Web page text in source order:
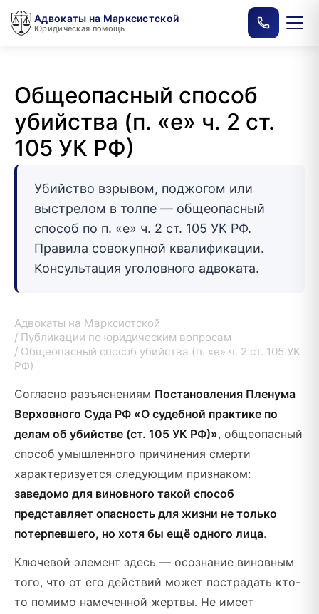
Адвокаты на Марксистской
Юридическая помощь
Общеопасный способ
убийства (п. «е» ч. 2 ст.
105 УК РФ)
Убийство взрывом, поджогом или
выстрелом в толпе — общеопасный
способ по п. «е» ч. 2 ст. 105 УК РФ.
Правила совокупной квалификации.
Консультация уголовного адвоката.
Адвокаты на Марксистской
Публикации по юридическим вопросам
Общеопасный способ убийства (п. «е» ч. 2 ст. 105 УК
РФ)
Согласно разъяснениям Постановления Пленума
Верховного Суда РФ «О судебной практике по
делам об убийстве (ст. 105 УК РФ)», общеопасный
способ умышленного причинения смерти
характеризуется следующим признаком:
заведомо для виновного такой способ
представляет опасность для жизни не только
потерпевшего, но хотя бы ещё одного лица.
Ключевой элемент здесь — осознание виновным
того, что от его действий может пострадать кто-
то помимо намеченной жертвы. Не имеет